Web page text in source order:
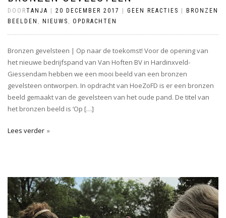
DOORTANJA 20 DECEMBER 2017 GEEN REACTIES
BRONZEN
BEELDEN , NIEUWS , OPDRACHTEN
Bronzen gevelsteen | Op naar de toekomst! Voor de opening van
het nieuwe bedrijfspand van Van Hoften BV in Hardinxveld-
Giessendam hebben we een mooi beeld van een bronzen
gevelsteen ontworpen. In opdracht van HoeZoFD is er een bronzen
beeld gemaakt van de gevelsteen van het oude pand. De titel van
het bronzen beeld is ‘Op […]
Lees verder